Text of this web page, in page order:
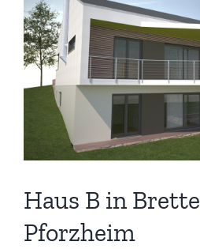
Bild
Haus B in
Pforzheim